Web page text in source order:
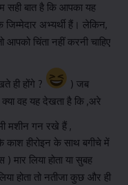
बात है कि आपका यह
जिम्मेदार अभ्यर्थी हैं। लेकिन,
चिंता नहीं करनी चाहिए
ही होंगे ?
) जब
क्या वह यह देखता है कि ,अरे
मशीन गन रखे हैं ,
काश हीरोइन के साथ बगीचे में
मार लिया होता या सुबह
होता तो नतीजा कुछ और ही